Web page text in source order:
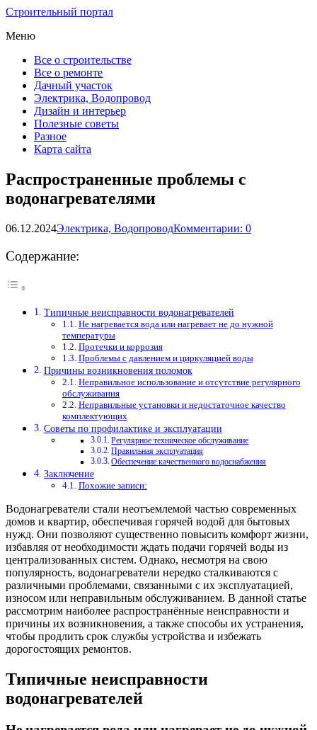
Строительный портал
Меню
Все о строительстве
Все о ремонте
Дачный участок
Электрика, Водопровод
Дизайн и интерьер
Полезные советы
Разное
Карта сайта
Распространенные проблемы с
водонагревателями
06.12.2024Электрика, ВодопроводКомментарии: 0
Содержание:
Типичные неисправности водонагревателей
Не нагревается вода или нагревает не до нужной
температуры
Протечки и коррозия
Проблемы с давлением и циркуляцией воды
Причины возникновения поломок
Неправильное использование и отсутствие регулярного
обслуживания
Неправильные установки и недостаточное качество
комплектующих
Советы по профилактике и эксплуатации
Регулярное техническое обслуживание
Правильная эксплуатация
Обеспечение качественного водоснабжения
Заключение
Похожие записи:
Водонагреватели стали неотъемлемой частью современных
домов и квартир, обеспечивая горячей водой для бытовых
нужд. Они позволяют существенно повысить комфорт жизни,
избавляя от необходимости ждать подачи горячей воды из
централизованных систем. Однако, несмотря на свою
популярность, водонагреватели нередко сталкиваются с
различными проблемами, связанными с их эксплуатацией,
износом или неправильным обслуживанием. В данной статье
рассмотрим наиболее распространённые неисправности и
причины их возникновения, а также способы их устранения,
чтобы продлить срок службы устройства и избежать
дорогостоящих ремонтов.
Типичные неисправности
водонагревателей